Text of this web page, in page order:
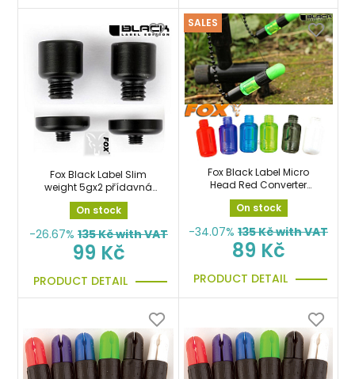
Fox Black Label Slim
weight 5gx2 přídavná
závaží
On stock
-26.67% 135Kč with VAT
99 Kč
PRODUCT DETAIL
SALES
Fox Black Label Micro
Head Red Converter
náhradní hlava červená
On stock
-34.07% 135Kč with VAT
89 Kč
PRODUCT DETAIL